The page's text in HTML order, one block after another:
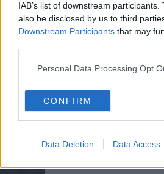
IAB’s list of downstream
also be disclosed by us to third
Downstream Participants that may
Personal Data Processing Opt
CONFIRM
Data Deletion Data Access
Hovedingrediens : Kylling -